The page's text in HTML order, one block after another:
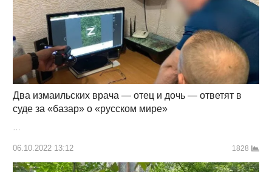
Два измаильских врача — отец и дочь — ответят в
суде за «базар» о «русском мире»
06.10.2022 13:12 1828